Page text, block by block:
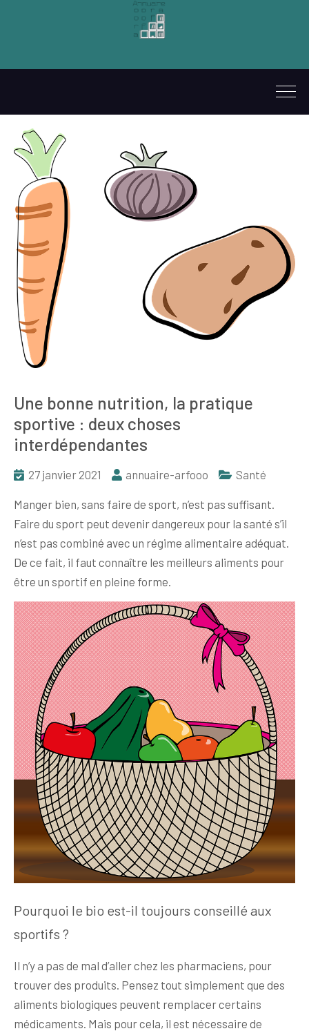
Une bonne nutrition, la pratique
sportive : deux choses
interdépendantes
27 janvier 2021 annuaire-arfooo Santé
Manger bien, sans faire de sport, n’est pas suffisant.
Faire du sport peut devenir dangereux pour la santé s’il
n’est pas combiné avec un régime alimentaire adéquat.
De ce fait, il faut connaître les meilleurs aliments pour
être un sportif en pleine forme.
Pourquoi le bio est-il toujours conseillé aux
sportifs ?
Il n’y a pas de mal d’aller chez les pharmaciens, pour
trouver des produits. Pensez tout simplement que des
aliments biologiques peuvent remplacer certains
médicaments. Mais pour cela, il est nécessaire de